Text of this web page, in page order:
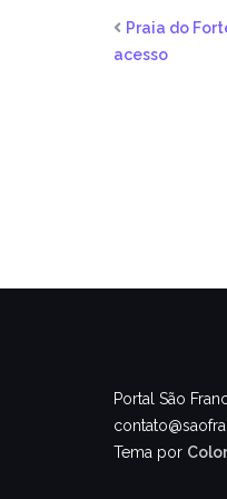
Praia do
acesso
Portal São
Tema por